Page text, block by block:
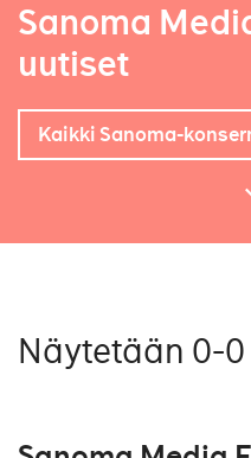
Sanoma
uutiset
Kaikki Sanoma-
Näytetään 0-